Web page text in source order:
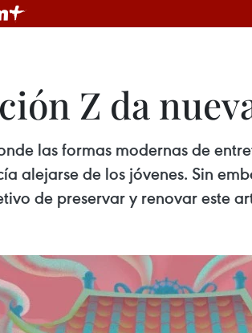
Z da
las formas modernas de
alejarse de los jóvenes. Sin
de preservar y renovar este